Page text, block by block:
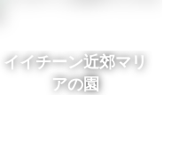
イイチーン近郊マリ
アの園